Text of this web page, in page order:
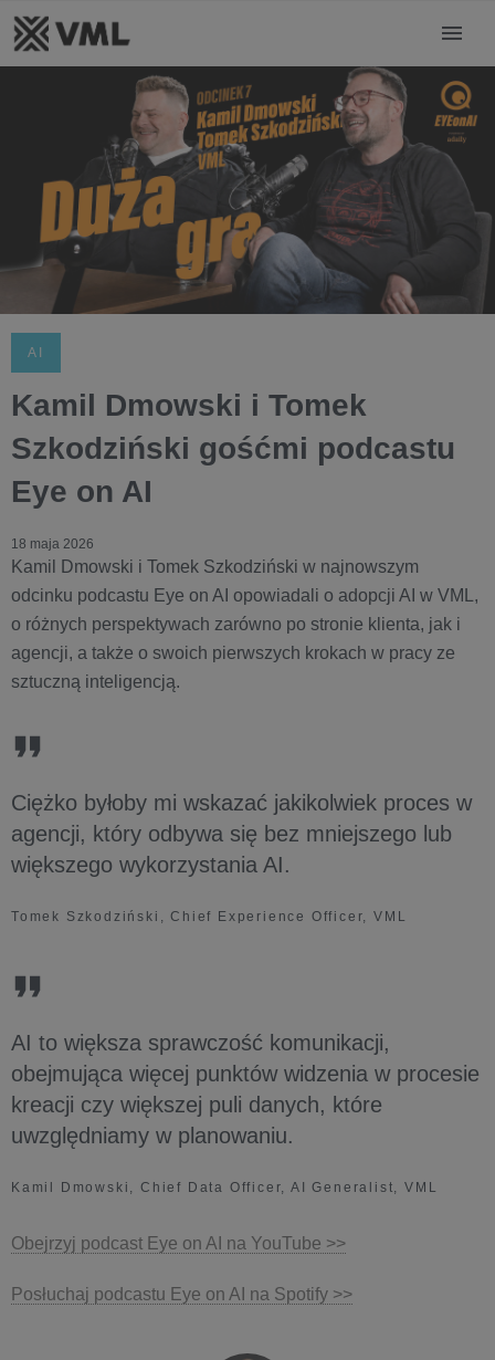
AI
Kamil Dmowski i Tomek
Szkodziński gośćmi podcastu
Eye on AI
18 maja 2026
Kamil Dmowski i Tomek Szkodziński w najnowszym
odcinku podcastu Eye on AI opowiadali o adopcji AI w VML,
o różnych perspektywach zarówno po stronie klienta, jak i
agencji, a także o swoich pierwszych krokach w pracy ze
sztuczną inteligencją.
Ciężko byłoby mi wskazać jakikolwiek proces w
agencji, który odbywa się bez mniejszego lub
większego wykorzystania AI.
Tomek Szkodziński, Chief Experience Officer, VML
AI to większa sprawczość komunikacji,
obejmująca więcej punktów widzenia w procesie
kreacji czy większej puli danych, które
uwzględniamy w planowaniu.
Kamil Dmowski, Chief Data Officer, AI Generalist, VML
Obejrzyj podcast Eye on AI na YouTube >>
Posłuchaj podcastu Eye on AI na Spotify >>